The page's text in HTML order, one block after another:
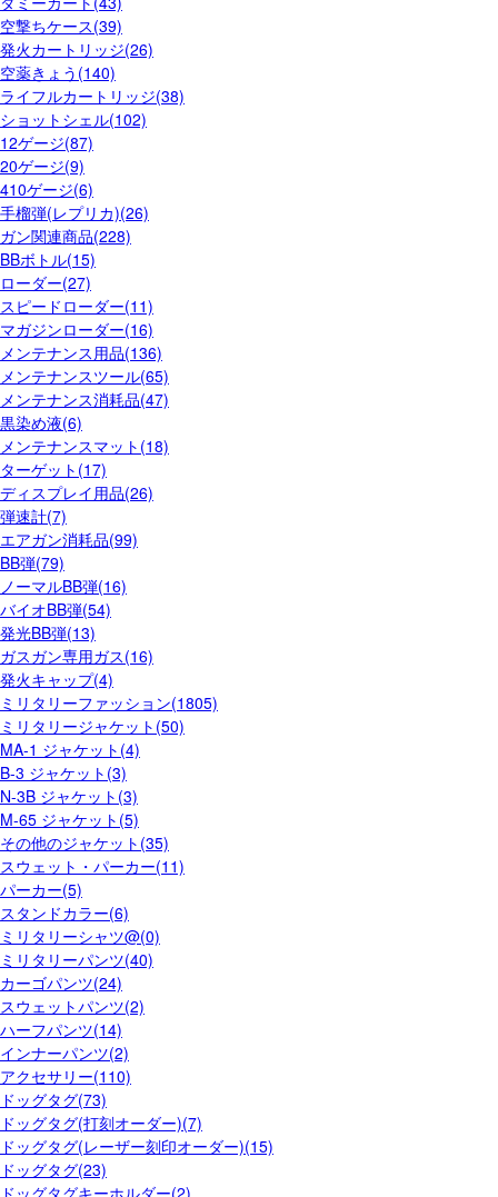
空撃ちケース(39)
発火カートリッジ(26)
空薬きょう(140)
ライフルカートリッジ(38)
ショットシェル(102)
12ゲージ(87)
20ゲージ(9)
410ゲージ(6)
手榴弾(レプリカ)(26)
ガン関連商品(228)
BBボトル(15)
ローダー(27)
スピードローダー(11)
マガジンローダー(16)
メンテナンス用品(136)
メンテナンスツール(65)
メンテナンス消耗品(47)
黒染め液(6)
メンテナンスマット(18)
ターゲット(17)
ディスプレイ用品(26)
弾速計(7)
エアガン消耗品(99)
BB弾(79)
ノーマルBB弾(16)
バイオBB弾(54)
発光BB弾(13)
ガスガン専用ガス(16)
発火キャップ(4)
ミリタリーファッション(1805)
ミリタリージャケット(50)
MA-1 ジャケット(4)
B-3 ジャケット(3)
N-3B ジャケット(3)
M-65 ジャケット(5)
その他のジャケット(35)
スウェット・パーカー(11)
パーカー(5)
スタンドカラー(6)
ミリタリーシャツ@(0)
ミリタリーパンツ(40)
カーゴパンツ(24)
スウェットパンツ(2)
ハーフパンツ(14)
インナーパンツ(2)
アクセサリー(110)
ドッグタグ(73)
ドッグタグ(打刻オーダー)(7)
ドッグタグ(レーザー刻印オーダー)(15)
ドッグタグ(23)